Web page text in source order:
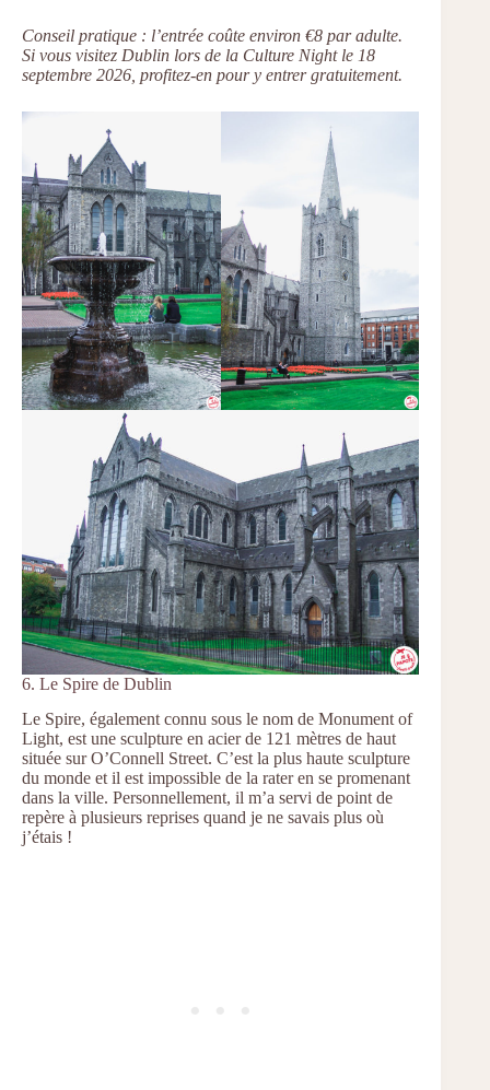
Conseil pratique : l’entrée coûte environ €8 par adulte.
Si vous visitez Dublin lors de la Culture Night le 18
septembre 2026, profitez-en pour y entrer gratuitement.
6. Le Spire de Dublin
Le Spire, également connu sous le nom de Monument of
Light, est une sculpture en acier de 121 mètres de haut
située sur O’Connell Street. C’est la plus haute sculpture
du monde et il est impossible de la rater en se promenant
dans la ville. Personnellement, il m’a servi de point de
repère à plusieurs reprises quand je ne savais plus où
j’étais !